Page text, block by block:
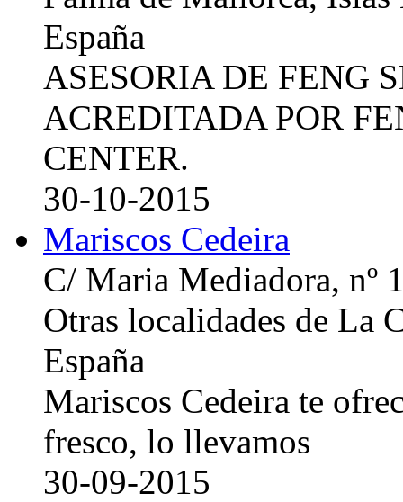
España
ASESORIA DE FENG
ACREDITADA POR
CENTER.
30-10-2015
Mariscos Cedeira
C/ Maria Mediadora, nº
Otras localidades de La
España
Mariscos Cedeira te
fresco, lo llevamos
30-09-2015